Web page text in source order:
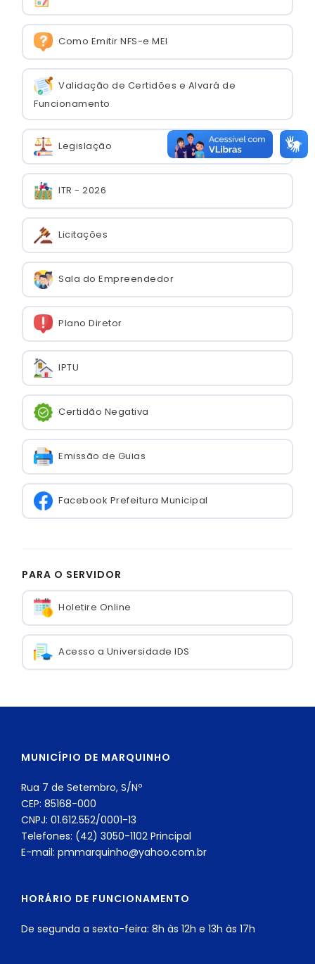
Como Emitir NFS-e MEI
Validação de Certidões e Alvará de
Funcionamento
Legislação
ITR - 2026
Licitações
Sala do Empreendedor
Plano Diretor
IPTU
Certidão Negativa
Emissão de Guias
Facebook Prefeitura Municipal
PARA O SERVIDOR
Holetire Online
Acesso a Universidade IDS
MUNICÍPIO DE MARQUINHO
Rua 7 de Setembro, S/Nº
CEP: 85168-000
CNPJ: 01.612.552/0001-13
Telefones: (42) 3050-1102 Principal
E-mail: pmmarquinho@yahoo.com.br
HORÁRIO DE FUNCIONAMENTO
De segunda a sexta-feira: 8h às 12h e 13h às 17h